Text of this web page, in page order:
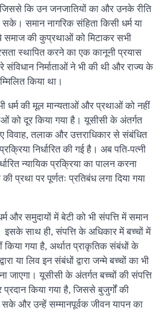
कि उन जनजातियों का और उनके रीति
सके। समान नागरिक संहिता किसी धर्म या
की कुप्रथाओं को मिटाकर सभी
स्थापित करने का एक कानूनी प्रयास
संविधान निर्माताओं ने भी की थी और राज्य के
किया था।
धर्म की मूल मान्यताओं और प्रथाओं को नहीं
को दूर किया गया है। यूसीसी के अंतर्गत
विवाह, तलाक और उत्तराधिकार से संबंधित
निर्धारित की गई है। अब पति-पत्नी
न्यायिक प्रक्रिया का पालन करना
की प्रथा पर पूर्णतः प्रतिबंध लगा दिया गया
और समुदायों में बेटी को भी संपत्ति में समान
इसके साथ ही, संपत्ति के अधिकार में बच्चों में
किया गया है, अर्थात प्राकृतिक संबंधों के
या लिव इन संबंधों द्वारा जन्मे बच्चों का भी
जाएगा। यूसीसी के अंतर्गत बच्चों की संपत्ति
प्रदान किया गया है, जिससे बुजुर्गों की
सके और उन्हें सम्मानपूर्वक जीवन यापन का